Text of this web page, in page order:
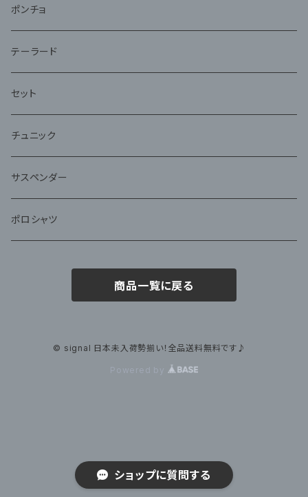
ショップに質問する
ポンチョ
テーラード
セット
チュニック
サスペンダー
ポロシャツ
商品一覧に戻る
© signal 日本未入荷勢揃い！全品送料無料です♪
Powered by